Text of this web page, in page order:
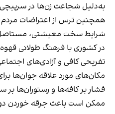
به‌دلیل شجاعت زن‌ها در
همچنین ترس از اعتراضات
شرایط سخت معیشتی،
در کشوری با فرهنگ طولانی
تفریحی کافی و آزادی‌های
مکان‌های مورد علاقه جوان‌ها
فشار بر کافه‌ها و رستوران‌ها بر
ممکن است باعث جرقه خوردن